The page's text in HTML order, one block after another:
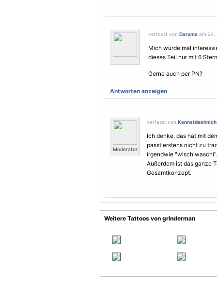
verfasst von Daruma am 24.
Mich würde mal
dieses Teil nur mit 6
Gerne auch per PN?
Antworten anzeigen
Moderator
verfasst von Kennstdeehnich
Ich denke, das hat mit
passt erstens nicht zu
irgendwie "wischiwaschi".
Außerdem ist das ganze
Gesamtkonzept.
Weitere Tattoos von grinderman